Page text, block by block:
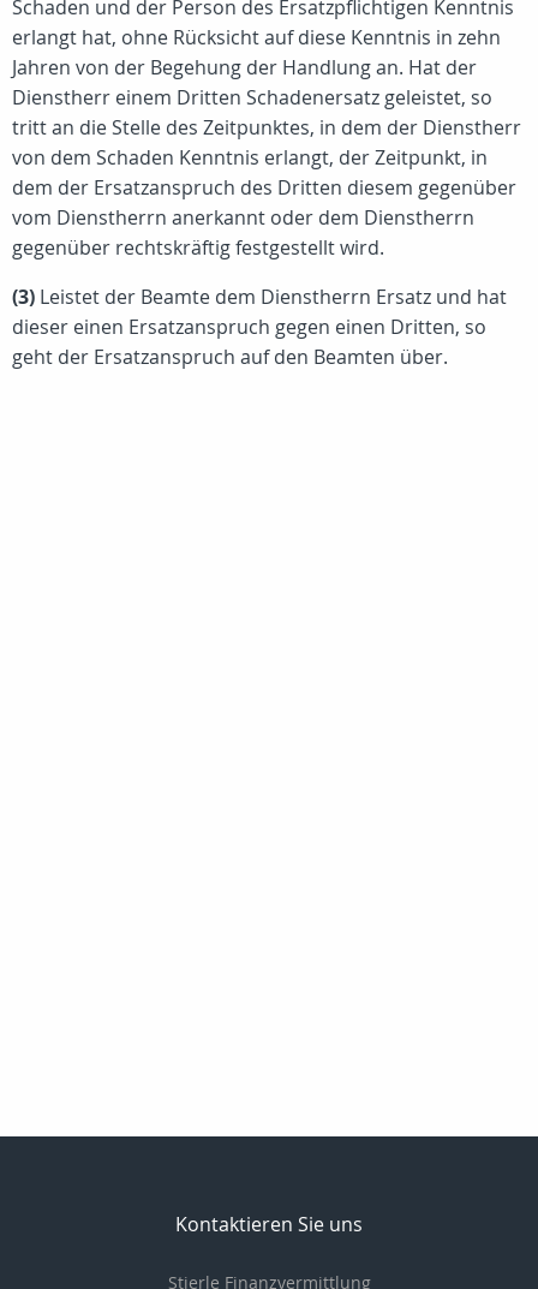
Schaden und der Person des Ersatzpflichtigen Kenntnis
erlangt hat, ohne Rücksicht auf diese Kenntnis in zehn
Jahren von der Begehung der Handlung an. Hat der
Dienstherr einem Dritten Schadenersatz geleistet, so
tritt an die Stelle des Zeitpunktes, in dem der Dienstherr
von dem Schaden Kenntnis erlangt, der Zeitpunkt, in
dem der Ersatzanspruch des Dritten diesem gegenüber
vom Dienstherrn anerkannt oder dem Dienstherrn
gegenüber rechtskräftig festgestellt wird.
(3) Leistet der Beamte dem Dienstherrn Ersatz und hat
dieser einen Ersatzanspruch gegen einen Dritten, so
geht der Ersatzanspruch auf den Beamten über.
Kontaktieren Sie uns
Stierle Finanzvermittlung